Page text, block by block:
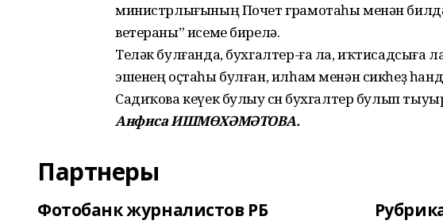
министрлығының Почет грамотаһы менән
ветераны” исеме бирелә.
Теләк булғанда, бухгалтер-ға ла, иҡтисадсыға
эшенең оҫтаһы булған, илһам менән сикһеҙ
Садиҡова кеүек булыу өсөн бухгалтер булып
Анфиса ИШМӨХӘМӘТОВА.
Партнеры
Фотобанк журналистов РБ